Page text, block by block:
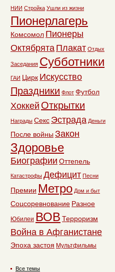
НИИ Стройка Ушли из жизни
Пионерлагерь
Комсомол Пионеры
Октябрята Плакат Отдых
Заседания Субботники
ГАИ Цирк Искусство
Праздники Флот Футбол
Хоккей Открытки
Награды Секс Эстрада Деньги
После войны Закон
Здоровье
Биографии Оттепель
Катастрофы Дефицит Песни
Премии Метро Дом и быт
Соцсоревнование Разное
Юбилеи ВОВ Терроризм
Война в Афганистане
Эпоха застоя Мультфильмы
Все темы